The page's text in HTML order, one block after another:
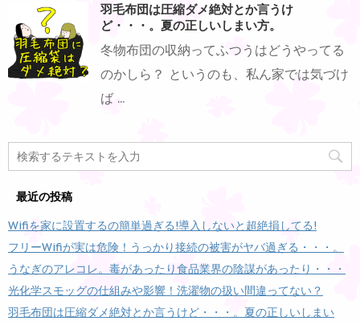
羽毛布団は圧縮ダメ絶対とか言うけ
ど・・・。夏の正しいしまい方。
冬物布団の収納ってふつうはどうやってる
のかしら？ というのも、私ん家では気づけ
ば ...
最近の投稿
Wifiを家に設置するの簡単過ぎる!導入しないと超絶損してる!
フリーWifiが実は危険！うっかり接続の被害がヤバ過ぎる・・・。
うなぎのアレコレ。毒があったり食品業界の陰謀があったり・・・
光化学スモッグの仕組みや影響！洗濯物の扱い間違ってない？
羽毛布団は圧縮ダメ絶対とか言うけど・・・。夏の正しいしまい